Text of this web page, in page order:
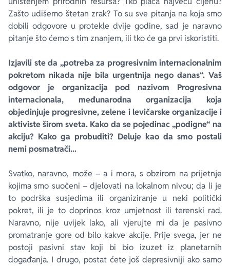
Zašto udišemo štetan zrak? To su sve pitanja na koja smo
dobili odgovore u protekle dvije godine, sad je naravno
pitanje što ćemo s tim znanjem, ili tko će ga prvi iskoristiti.
Izjavili ste da „potreba za progresivnim internacionalnim
pokretom nikada nije bila urgentnija nego danas“. Vaš
odgovor je organizacija pod nazivom Progresivna
internacionala, međunarodna organizacija koja
objedinjuje progresivne, zelene i levičarske organizacije i
aktiviste širom sveta. Kako da se pojedinac „podigne“ na
akciju? Kako ga probuditi? Deluje kao da smo postali
nemi posmatrači...
Svatko, naravno, može – a i mora, s obzirom na prijetnje
kojima smo suočeni – djelovati na lokalnom nivou; da li je
to podrška susjedima ili organiziranje u neki politički
pokret, ili je to doprinos kroz umjetnost ili terenski rad.
Naravno, nije uvijek lako, ali vjerujte mi da je pasivno
promatranje gore od bilo kakve akcije. Prije svega, jer ne
postoji pasivni stav koji bi bio izuzet iz planetarnih
događanja. I drugo, postat ćete još depresivniji ako samo